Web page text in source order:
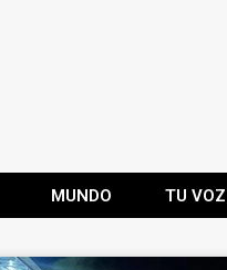
MUNDO TU VOZ